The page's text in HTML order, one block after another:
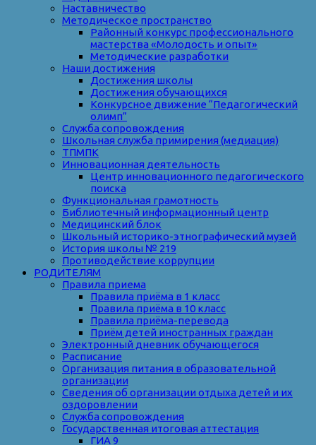
Наставничество
Методическое пространство
Районный конкурс профессионального
мастерства «Молодость и опыт»
Методические разработки
Наши достижения
Достижения школы
Достижения обучающихся
Конкурсное движение “Педагогический
олимп”
Служба сопровождения
Школьная служба примирения (медиация)
ТПМПК
Инновационная деятельность
Центр инновационного педагогического
поиска
Функциональная грамотность
Библиотечный информационный центр
Медицинский блок
Школьный историко-этнографический музей
История школы № 219
Противодействие коррупции
РОДИТЕЛЯМ
Правила приема
Правила приёма в 1 класс
Правила приёма в 10 класс
Правила приёма-перевода
Приём детей иностранных граждан
Электронный дневник обучающегося
Расписание
Организация питания в образовательной
организации
Сведения об организации отдыха детей и их
оздоровлении
Служба сопровождения
Государственная итоговая аттестация
ГИА 9